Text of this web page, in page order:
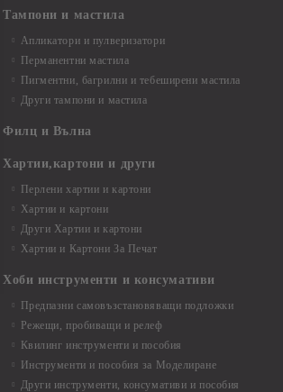
Тампони и мастила
Апликатори и пулверизатори
Перманентни мастила
Пигментни, багрилни и тебеширени мастила
Други тампони и мастила
Филц и Вълна
Хартии,картони и други
Перлени хартии и картони
Хартии и картони
Други Хартии и картони
Хартии и Картони За Печат
Хоби инструменти и консумативи
Предпазни самовъзстановяващи подложки
Режещи, пробиващи и релеф
Квилинг инструменти и пособия
Инструменти и пособия за Моделиране
Други инструменти, консумативи и пособия